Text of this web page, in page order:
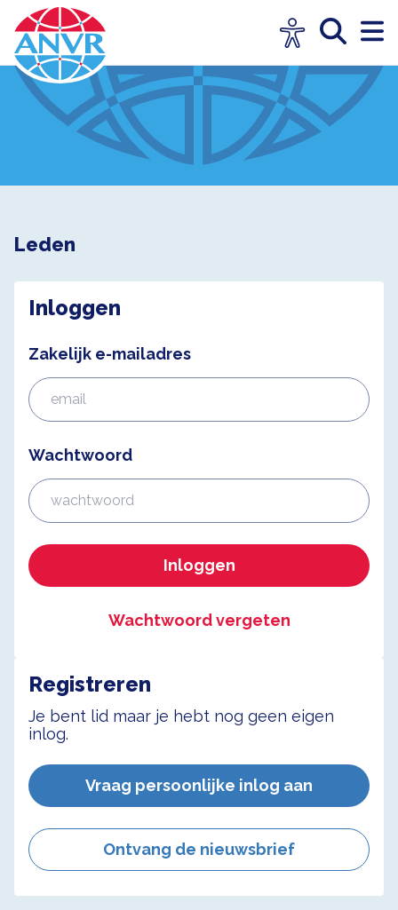
Leden
Inloggen
Zakelijk e-mailadres
Wachtwoord
Inloggen
Wachtwoord vergeten
Registreren
Je bent lid maar je hebt nog geen eigen
inlog.
Vraag persoonlijke inlog aan
Ontvang de nieuwsbrief